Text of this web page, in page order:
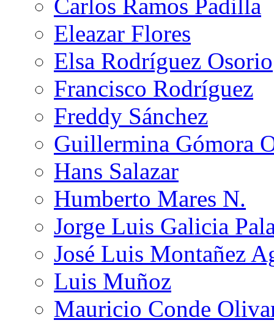
Carlos Ramos Padilla
Eleazar Flores
Elsa Rodríguez Osorio
Francisco Rodríguez
Freddy Sánchez
Guillermina Gómora
Hans Salazar
Humberto Mares N.
Jorge Luis Galicia
José Luis Montañez
Luis Muñoz
Mauricio Conde